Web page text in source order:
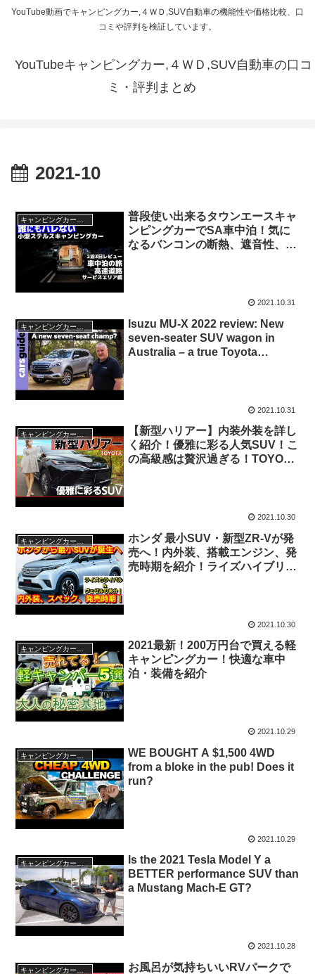
YouTube動画でキャンピングカー,４ＷＤ,SUV自動車の機能性や価格比較、口
コミや評判を検証しています。
YouTubeキャンピングカー,４ＷＤ,SUV自動車の口コ
ミ・評判まとめ
2021-10
普段使い出来るタウンエースキャ
ンピングカーでSA車中泊！気に
なるバンコンの断熱、遮音性、高
2021.10.31
キャンピングカー・SUV人気車種
Isuzu MU-X 2022 review: New
seven-seater SUV wagon in
Australia – a true Toyota
2021.10.31
【新型ハリアー】内装外装を詳し
く紹介！優雅に彩る人気SUV！こ
の高級感は贅沢過ぎる！TOYOTA
2021.10.30
ホンダ 最小SUV・新型ZR‐Vが発
売へ！内外装、搭載エンジン、発
売時期を紹介！ライズハイブリッ
2021.10.30
2021最新！200万円台で買える軽
キャンピングカー！快適な車中
泊・装備を紹介
2021.10.29
WE BOUGHT A $1,500 4WD
from a bloke in the pub! Does it
run?
2021.10.29
Is the 2021 Tesla Model Y a
BETTER performance SUV than
a Mustang Mach-E GT?
2021.10.28
お風呂が気持ちいいRVパークで